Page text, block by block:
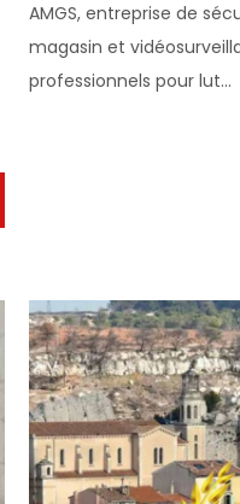
AMGS, entreprise de
magasin et
professionnels pour lut...